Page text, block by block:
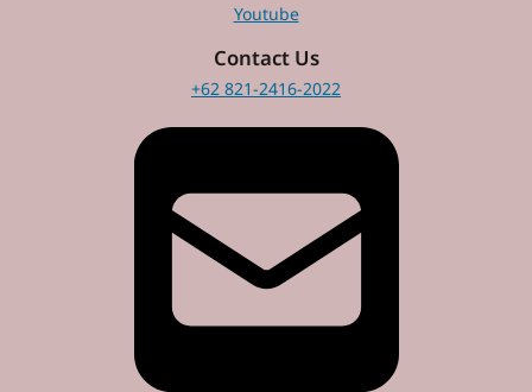
Youtube
Contact Us
+62 821-2416-2022